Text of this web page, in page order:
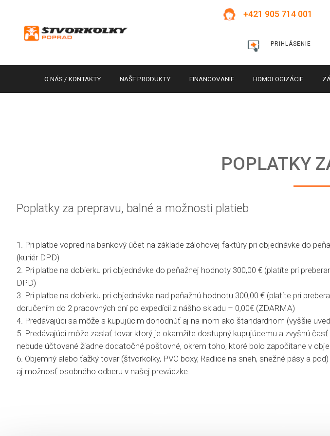
+421 905 714 001
O NÁS / KONTAKTY NAŠE PRODUKTY FINANCOVANIE HOMOLOGIZÁCIE
PRIHLÁSENIE
POPLATKY
Poplatky za prepravu, balné a možnosti platieb
1. Pri platbe vopred na bankový účet na základe zálohovej faktúry pri objednávke do
(kuriér DPD)
2. Pri platbe na dobierku pri objednávke do peňažnej hodnoty 300,00 € (platíte pri
DPD)
3. Pri platbe na dobierku pri objednávke nad peňažnú hodnotu 300,00 € (platíte pri
doručením do 2 pracovných dní po expedícii z nášho skladu – 0,00€ (ZDARMA)
4. Predávajúci sa môže s kupujúcim dohodnúť aj na inom ako štandardnom (vyššie
5. Predávajúci môže zaslať tovar ktorý je okamžite dostupný kupujúcemu a zvyšnú
nebude účtované žiadne dodatočné poštovné, okrem toho, ktoré bolo započítane v
6. Objemný alebo ťažký tovar (štvorkolky, PVC boxy, Radlice na sneh, snežné pásy a
aj možnosť osobného odberu v našej prevádzke.